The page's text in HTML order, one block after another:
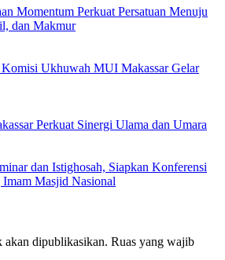
Momentum Perkuat Persatuan Menuju
dan Makmur
Ukhuwah MUI Makassar Gelar
Perkuat Sinergi Ulama dan Umara
dan Istighosah, Siapkan Konferensi
Masjid Nasional
akan dipublikasikan. Ruas yang wajib